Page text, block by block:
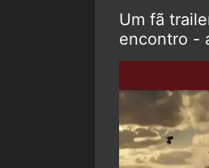
Um fã
encontro -